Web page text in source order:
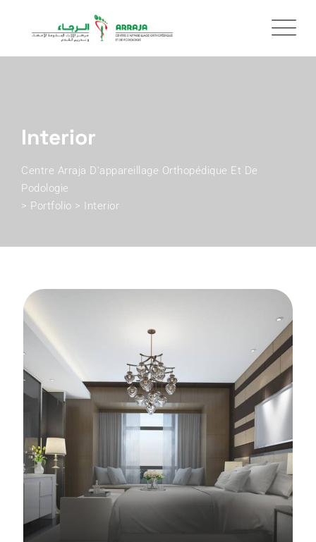
Interior
Centre Arraja D'appareillage Orthopédique Et De
Podologie
> Portfolio > Interior